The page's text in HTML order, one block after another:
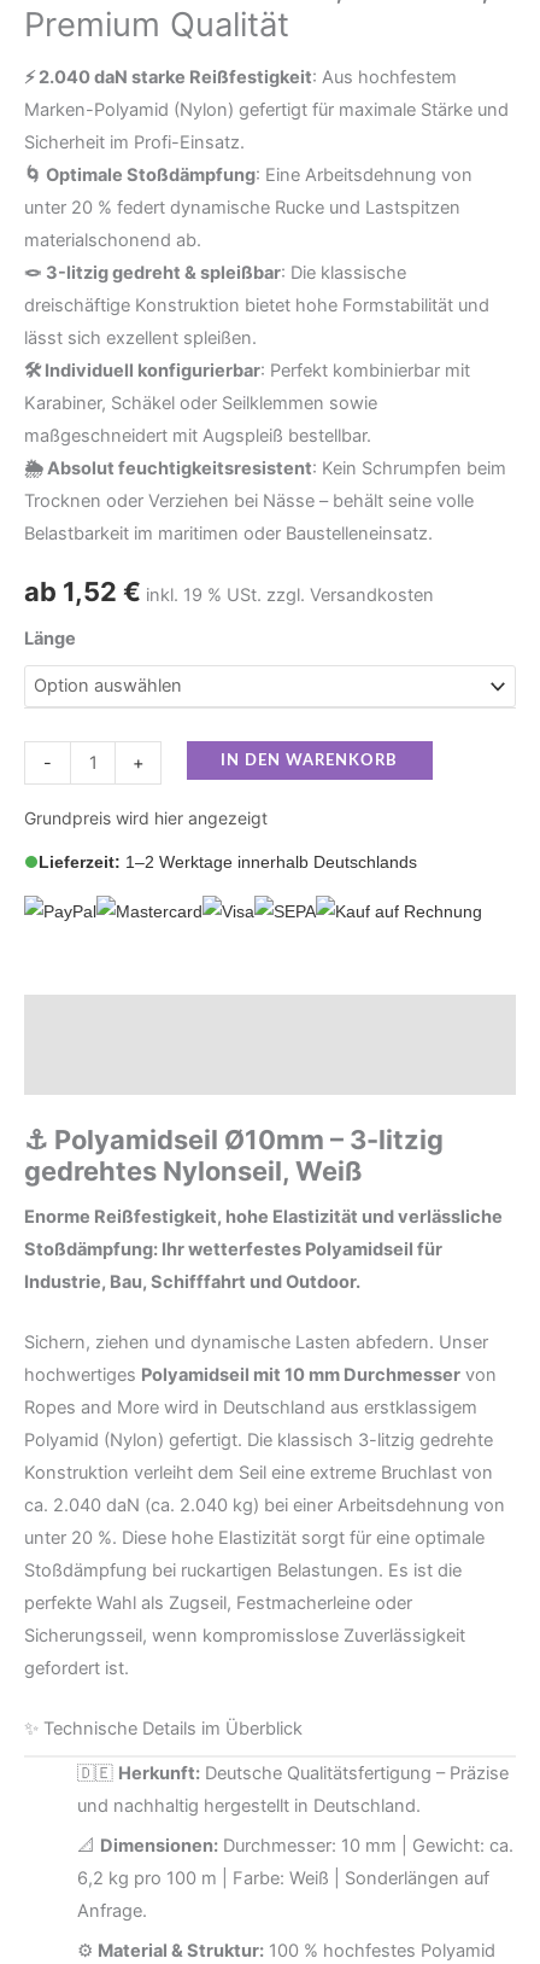
Premium Qualität
⚡ 2.040 daN starke Reißfestigkeit: Aus hochfestem
Marken-Polyamid (Nylon) gefertigt für maximale Stärke und
Sicherheit im Profi-Einsatz.
🌀 Optimale Stoßdämpfung: Eine Arbeitsdehnung von
unter 20 % federt dynamische Rucke und Lastspitzen
materialschonend ab.
🪢 3-litzig gedreht & spleißbar: Die klassische
dreischäftige Konstruktion bietet hohe Formstabilität und
lässt sich exzellent spleißen.
🛠️ Individuell konfigurierbar: Perfekt kombinierbar mit
Karabiner, Schäkel oder Seilklemmen sowie
maßgeschneidert mit Augspleiß bestellbar.
🌦️ Absolut feuchtigkeitsresistent: Kein Schrumpfen beim
Trocknen oder Verziehen bei Nässe – behält seine volle
Belastbarkeit im maritimen oder Baustelleneinsatz.
ab 1,52 € inkl. 19 % USt. zzgl. Versandkosten
Länge
-
spleißbar,
2040
daN
Bruchlast,
dehnbar,
Premium
Qualität
Menge
+ IN DEN WARENKORB
Grundpreis wird hier angezeigt
Lieferzeit: 1–2 Werktage innerhalb Deutschlands
⚓ Polyamidseil Ø10mm – 3-litzig
gedrehtes Nylonseil, Weiß
Enorme Reißfestigkeit, hohe Elastizität und verlässliche
Stoßdämpfung: Ihr wetterfestes Polyamidseil für
Industrie, Bau, Schifffahrt und Outdoor.
Sichern, ziehen und dynamische Lasten abfedern. Unser
hochwertiges Polyamidseil mit 10 mm Durchmesser von
Ropes and More wird in Deutschland aus erstklassigem
Polyamid (Nylon) gefertigt. Die klassisch 3-litzig gedrehte
Konstruktion verleiht dem Seil eine extreme Bruchlast von
ca. 2.040 daN (ca. 2.040 kg) bei einer Arbeitsdehnung von
unter 20 %. Diese hohe Elastizität sorgt für eine optimale
Stoßdämpfung bei ruckartigen Belastungen. Es ist die
perfekte Wahl als Zugseil, Festmacherleine oder
Sicherungsseil, wenn kompromisslose Zuverlässigkeit
gefordert ist.
✨ Technische Details im Überblick
🇩🇪 Herkunft:Deutsche Qualitätsfertigung – Präzise
und nachhaltig hergestellt in Deutschland.
📐 Dimensionen:Durchmesser: 10 mm | Gewicht: ca.
6,2 kg pro 100 m | Farbe: Weiß | Sonderlängen auf
Anfrage.
⚙️ Material & Struktur:100 % hochfestes Polyamid